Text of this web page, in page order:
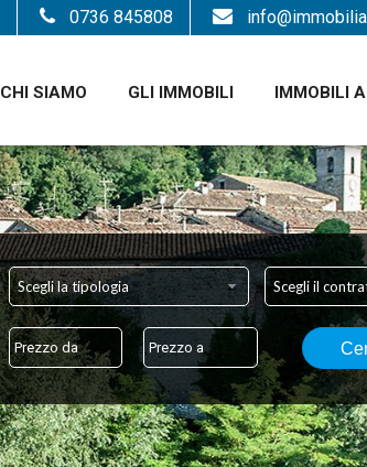
CHI SIAMO GLI IMMOBILI IMMOBILI
0736 845808
Scegli la tipologia Scegli il